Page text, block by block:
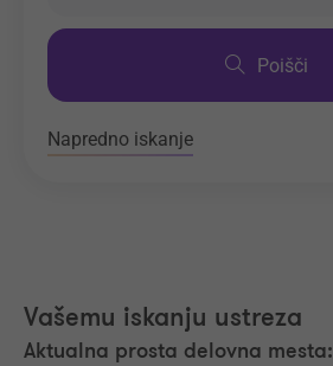
Poišči
Napredno iskanje
Vašemu iskanju ustreza
Aktualna prosta delovna mesta: